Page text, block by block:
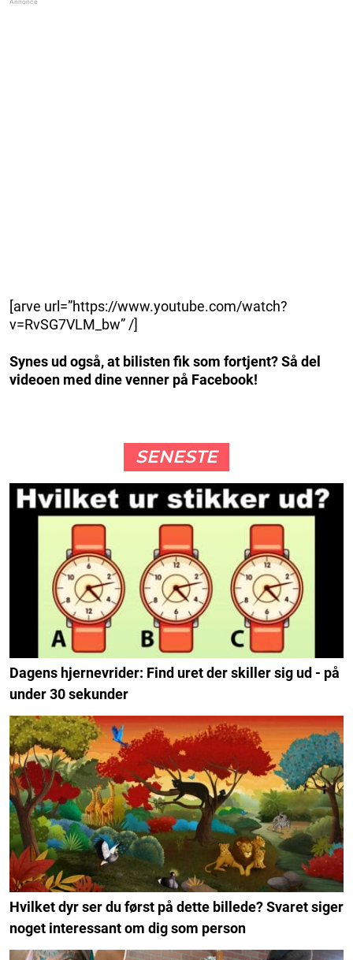
[arve url=”https://www.youtube.com/watch?
v=RvSG7VLM_bw” /]
Synes ud også, at bilisten fik som fortjent? Så del
videoen med dine venner på Facebook!
SENESTE
Dagens hjernevrider: Find uret der skiller sig ud - på
under 30 sekunder
Hvilket dyr ser du først på dette billede? Svaret siger
noget interessant om dig som person